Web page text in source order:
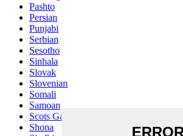
Pashto
Persian
Punjabi
Serbian
Sesotho
Sinhala
Slovak
Slovenian
Somali
Samoan
Scots Gaelic
Shona